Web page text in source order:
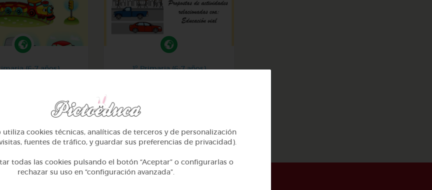
(6-7 años)
1º Primaria (6-7 años)
utiliza cookies técnicas, analíticas de terceros y de personalización
fuentes de tráfico, y guardar sus preferencias de privacidad).
todas las cookies pulsando el botón “Aceptar” o configurarlas o
rechazar su uso en “configuración avanzada”.